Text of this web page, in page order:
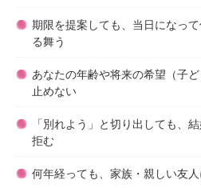
期限を提案しても、当日になっ
る舞う
あなたの年齢や将来の希望（子
止めない
「別れよう」と切り出しても、
拒む
何年経っても、家族・親しい友